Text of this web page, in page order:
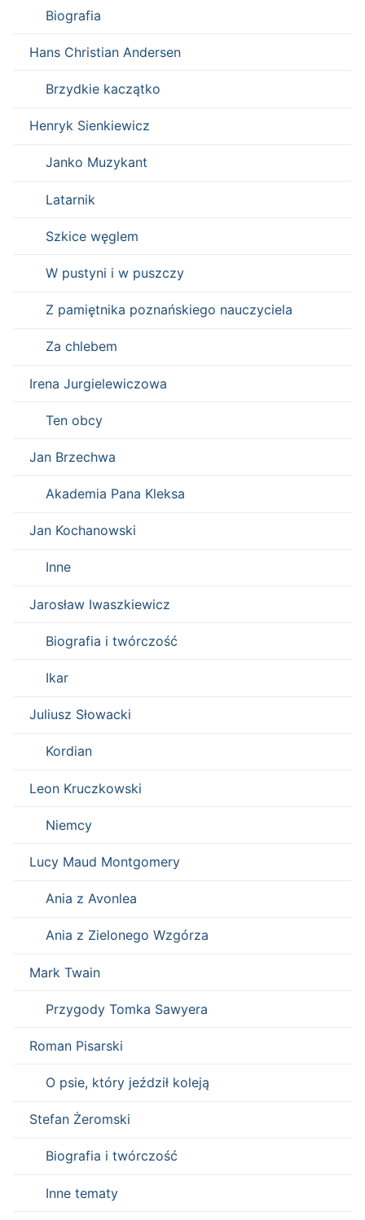
Biografia
Hans Christian Andersen
Brzydkie kaczątko
Henryk Sienkiewicz
Janko Muzykant
Latarnik
Szkice węglem
W pustyni i w puszczy
Z pamiętnika poznańskiego nauczyciela
Za chlebem
Irena Jurgielewiczowa
Ten obcy
Jan Brzechwa
Akademia Pana Kleksa
Jan Kochanowski
Inne
Jarosław Iwaszkiewicz
Biografia i twórczość
Ikar
Juliusz Słowacki
Kordian
Leon Kruczkowski
Niemcy
Lucy Maud Montgomery
Ania z Avonlea
Ania z Zielonego Wzgórza
Mark Twain
Przygody Tomka Sawyera
Roman Pisarski
O psie, który jeździł koleją
Stefan Żeromski
Biografia i twórczość
Inne tematy